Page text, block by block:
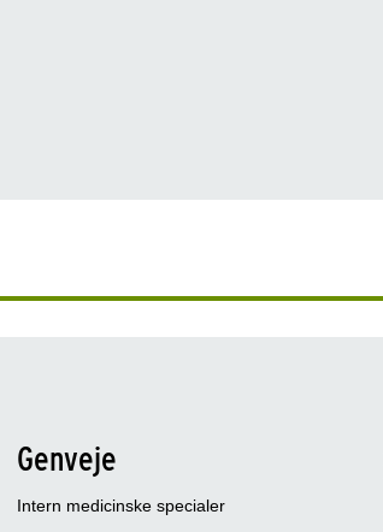
Genveje
Intern medicinske specialer